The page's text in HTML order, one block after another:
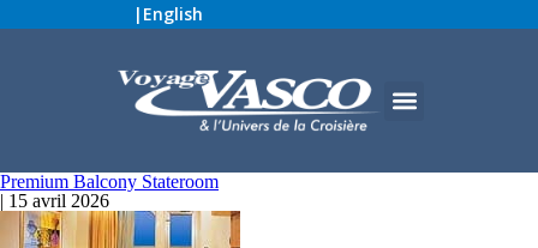
| English
Premium Balcony Stateroom
| 15 avril 2026